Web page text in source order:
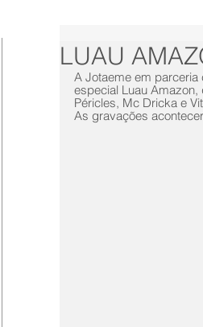
LUAU
A Jotaeme em
especial Luau
Péricles, Mc Dricka e
As gravações